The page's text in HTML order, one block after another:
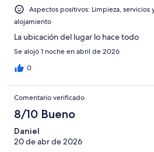
Aspectos positivos: Limpieza, servicios
alojamiento
La ubicación del lugar lo hace todo
Se alojó 1 noche en abril de 2026
0
Comentario verificado
8/10 Bueno
Daniel
20 de abr de 2026